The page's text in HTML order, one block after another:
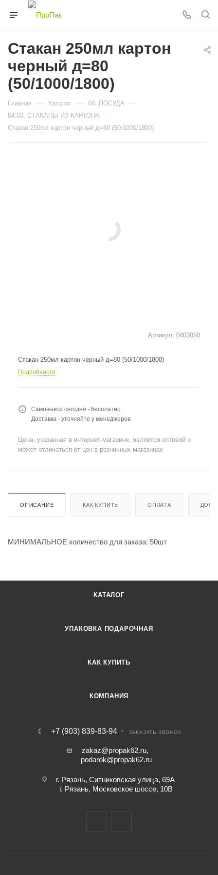
Стакан 250мл картон
черный д=80
(50/1000/1800)
Главная — Каталог — 04. ПОСУДА —
04.03. СТАКАНЫ ИЗ КАРТОНА —
Стакан 250мл картон черный д=80 (50/1000/1800)
Артикул: 0403050
Стакан 250мл картон черный д=80 (50/1000/1800)
Подробности
Самовывоз сегодня - бесплатно
Доставка - уточняйте у менеджеров
Цена, указанная в интернет-магазине, является оптовой и
может отличаться от цен в розничных магазинах
ОПИСАНИЕ КАК КУПИТЬ ОПЛАТА
МИНИМАЛЬНОЕ количество для заказа: 50шт
КАТАЛОГ
УПАКОВКА ПОДАРОЧНАЯ
КАК КУПИТЬ
КОМПАНИЯ
+7 (903) 839-83-94 ЗАКАЗАТЬ ЗВОНОК
zakaz@propak62.ru,
podarok@propak62.ru
г. Рязань, Ситниковская улица, 69А
г. Рязань, Московское шоссе, 10В